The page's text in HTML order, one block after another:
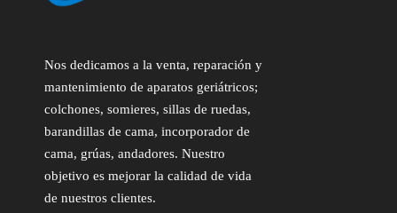
Nos dedicamos a la venta, reparación y
mantenimiento de aparatos geriátricos;
colchones, somieres, sillas de ruedas,
barandillas de cama, incorporador de
cama, grúas, andadores. Nuestro
objetivo es mejorar la calidad de vida
de nuestros clientes.